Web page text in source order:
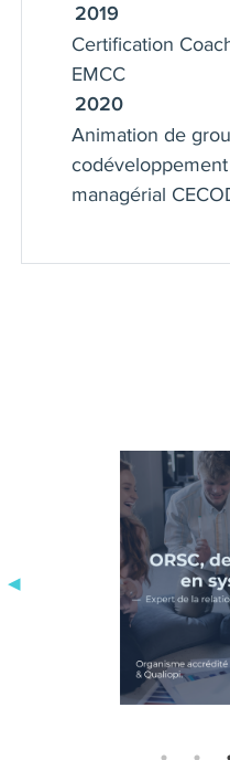
2019
Certification
EMCC
2020
Animation de
managérial